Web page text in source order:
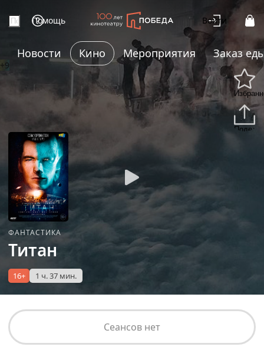
Помощь Войти
Новости Кино Мероприятия Заказ
+9
ФАНТАСТИКА
Титан
16+ 1 ч. 37 мин.
Сеансов нет